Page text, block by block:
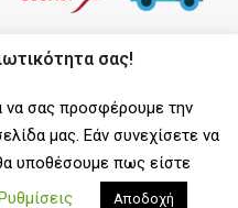
σας!
να σας προσφέρουμε την
μας. Εάν συνεχίσετε να
υποθέσουμε πως είστε
Αποδοχή